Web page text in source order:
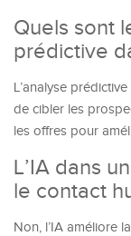
Quels sont
prédictive
L’analyse
de cibler les
les offres pour
L’IA dans
le contact
Non, l’IA améliore